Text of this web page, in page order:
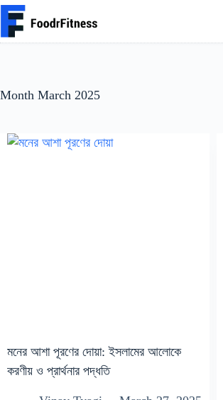
Skip
to
content
Month March 2025
মনের আশা পূরণের দোয়া: ইসলামের আলোকে
করণীয় ও প্রার্থনার পদ্ধতি